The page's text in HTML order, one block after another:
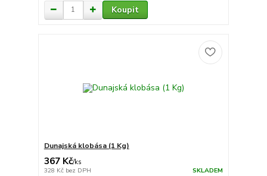
Koupit
Dunajská klobása (1 Kg)
367 Kč/ks
328 Kč bez DPH SKLADEM